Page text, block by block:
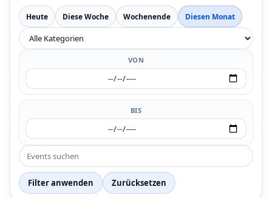
Heute Diese Woche Wochenende Diesen Monat
VON
BIS
Filter anwenden Zurücksetzen